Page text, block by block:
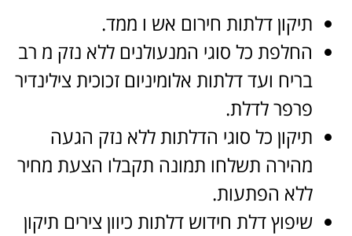
תיקון דלתות חירום אש ו ממד.
החלפת כל סוגי המנעולנים ללא נזק מ רב
בריח ועד דלתות אלומיניום זכוכית צילינדיר
פרפר לדלת.
תיקון כל סוגי הדלתות ללא נזק הגעה
מהירה תשלחו תמונה תקבלו הצעת מחיר
ללא הפתעות.
שיפוץ דלת חידוש דלתות כיוון צירים תיקון